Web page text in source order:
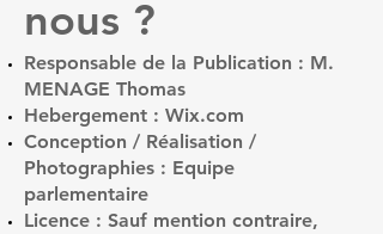
nous ?
Responsable de la Publication : M.
MENAGE Thomas
Hebergement : Wix.com
Conception / Réalisation /
Photographies : Equipe
parlementaire
Licence : Sauf mention contraire,